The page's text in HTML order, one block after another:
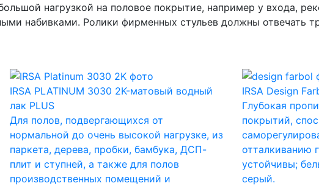
нагрузкой на половое покрытие, например у входа,
набивками. Ролики фирменных стульев должны отвечать
IRSA PLATINUM 3030 2K-матовый водный
лак PLUS
Для полов, подвергающихся от
нормальной до очень высокой нагрузке, из
паркета, дерева, пробки, бамбука, ДСП-
плит и ступней, а также для полов
производственных помещений и
IRSA Design
Глубокая
покрытий,
отталкиванию
устойчивы;
серый.